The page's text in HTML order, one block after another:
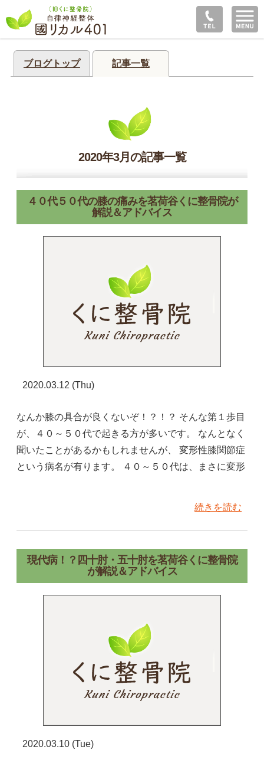
ブログトップ 記事一覧
2020年3月の記事一覧
４０代５０代の膝の痛みを茗荷谷くに整骨院が
解説＆アドバイス
2020.03.12 (Thu)
なんか膝の具合が良くないぞ！？！？ そんな第１歩目
が、４０～５０代で起きる方が多いです。 なんとなく
聞いたことがあるかもしれませんが、 変形性膝関節症
という病名が有ります。 ４０～５０代は、まさに変形
続きを読む
現代病！？四十肘・五十肘を茗荷谷くに整骨院
が解説＆アドバイス
2020.03.10 (Tue)